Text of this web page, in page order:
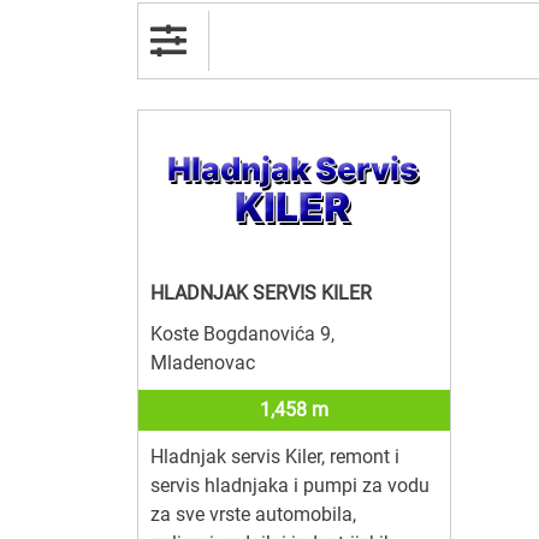
HLADNJAK SERVIS KILER
Koste Bogdanovića 9,
Mladenovac
1,458 m
Hladnjak servis Kiler, remont i
servis hladnjaka i pumpi za vodu
za sve vrste automobila,